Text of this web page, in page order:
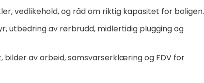
vedlikehold, og råd om riktig kapasitet for boligen.
utbedring av rørbrudd, midlertidig plugging og
bilder av arbeid, samsvarserklæring og FDV for